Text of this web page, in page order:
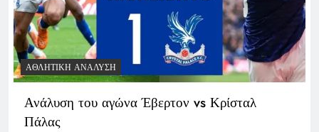
ΑΘΛΗΤΙΚΉ ΑΝΆΛΥΣΗ
Ανάλυση του αγώνα Έβερτον vs Κρίσταλ
Πάλας